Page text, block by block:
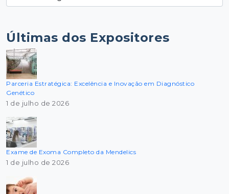
Últimas dos Expositores
Parceria Estratégica: Excelência e Inovação em Diagnóstico
Genético
1 de julho de 2026
Exame de Exoma Completo da Mendelics
1 de julho de 2026